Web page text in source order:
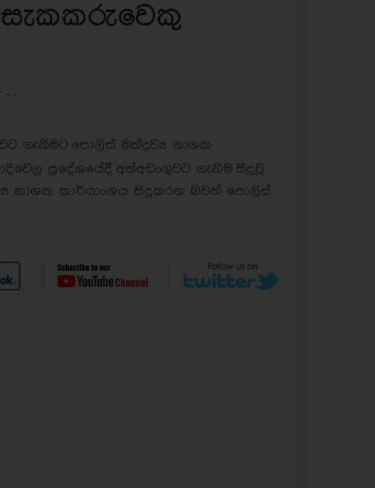
. .
ගැනීමට පොලිස් මත්ද්‍රව්‍ය නාශක
ප්‍රදේශයේදී අත්අඩංගුවට ගැනීම සිදුවූ
නාශක කාර්යාංශය සිදුකරන බවත් පොලිස්